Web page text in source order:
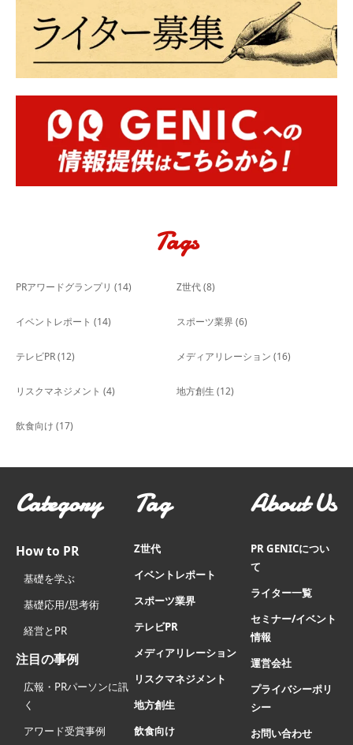
Tags
PRアワードグランプリ (14) Z世代(8)
イベントレポート (14) スポーツ業界 (6)
テレビPR(12) メディアリレーション (16)
リスクマネジメント (4) 地方創生 (12)
飲食向け (17)
Category
How to PR
基礎を学ぶ
基礎応用/思考術
経営とPR
注目の事例
広報・PRパーソンに訊
く
アワード受賞事例
Tag
Z世代
イベントレポート
スポーツ業界
テレビPR
メディアリレーション
リスクマネジメント
地方創生
飲食向け
About Us
PR GENICについ
て
ライター一覧
セミナー/イベント
情報
運営会社
プライバシーポリ
シー
お問い合わせ